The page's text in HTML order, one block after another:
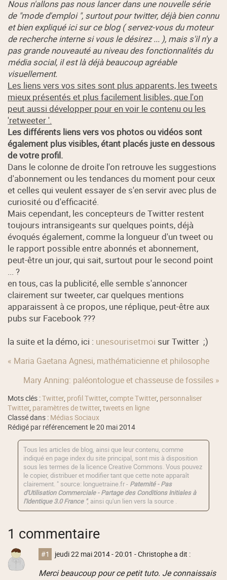
Nous n'allons pas nous lancer dans une nouvelle série
de "mode d'emploi ", surtout pour twitter, déjà bien connu
et bien expliqué ici sur ce blog ( servez-vous du moteur
de recherche interne si vous le désirez ... ), mais s'il n'y a
pas grande nouveauté au niveau des fonctionnalités du
média social, il est là déjà beaucoup agréable
visuellement.
Les liens vers vos sites sont plus apparents, les tweets
mieux présentés et plus facilement lisibles, que l'on
peut aussi développer pour en voir le contenu ou les
'retweeter '.
Les différents liens vers vos photos ou vidéos sont
également plus visibles, étant placés juste en dessous
de votre profil.
Dans le colonne de droite l'on retrouve les suggestions
d'abonnement ou les tendances du moment pour ceux
et celles qui veulent essayer de s'en servir avec plus de
curiosité ou d'efficacité.
Mais cependant, les concepteurs de Twitter restent
toujours intransigeants sur quelques points, déjà
évoqués également, comme la longueur d'un tweet ou
le rapport possible entre abonnés et abonnement,
peut-être un jour, qui sait, surtout pour le second point
... ?
en tous, cas la publicité, elle semble s'annoncer
clairement sur tweeter, car quelques mentions
apparaissent à ce propos, une réplique, peut-être aux
pubs sur Facebook ???
la suite et la démo, ici : unesourisetmoi sur Twitter ;)
« Maria Gaetana Agnesi, mathématicienne et philosophe
Mary Anning: paléontologue et chasseuse de fossiles »
Mots clés :Twitter, profil Twitter,compte Twitter, personnaliser
Twitter, paramètres de twitter,tweets en ligne
Classé dans : Médias Sociaux
Rédigé par référencement le 20 mai 2014
Tous les articles de blog, ainsi que leur contenu, comme
indiqué en page index du site principal, sont mis à disposition
sous les termes de la licence Creative Commons. Vous pouvez
le copier, distribuer et modifier tant que cette note apparaît
clairement. " source: longuetraine.fr - Paternité - Pas
d'Utilisation Commerciale - Partage des Conditions Initiales à
l'Identique 3.0 France ", ainsi qu'un lien vers la source .
1 commentaire
#1 jeudi 22 mai 2014 - 20:01 - Christophe a dit :
Merci beaucoup pour ce petit tuto. Je connaissais